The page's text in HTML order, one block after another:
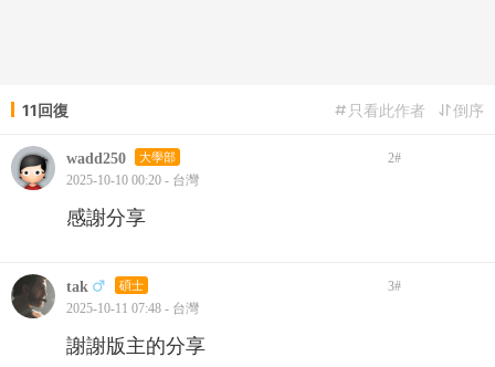
11回復 倒序
只看此作者
wadd250 大學部 2#
2025-10-10 00:20 - 台灣
感謝分享
tak 碩士 3#
2025-10-11 07:48 - 台灣
謝謝版主的分享